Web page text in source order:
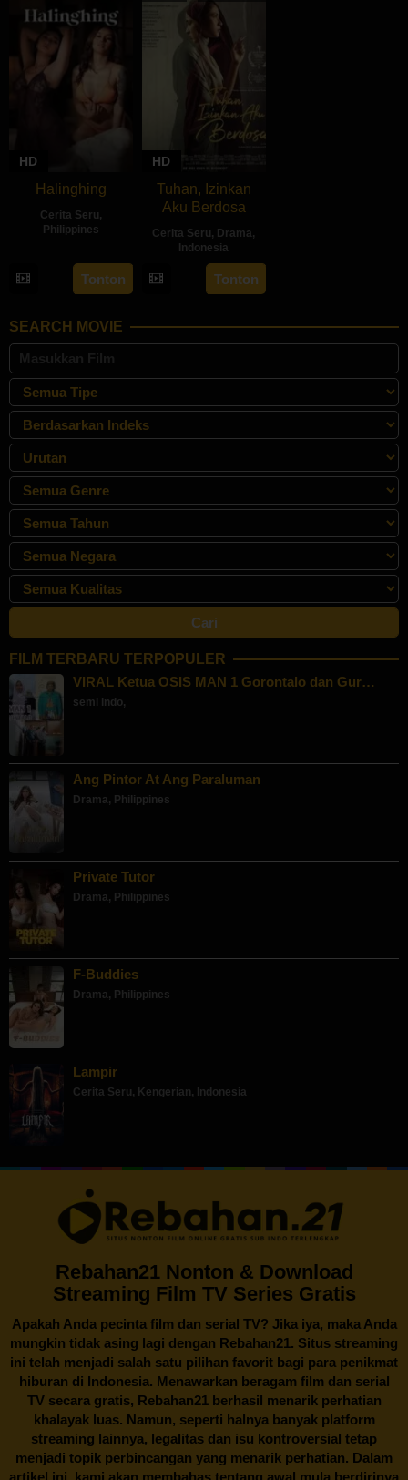
HD
Halinghing
Cerita Seru,
Philippines
18
Oct
2024
Jaque
Carlos
Tonton
HD
Tuhan, Izinkan
Aku Berdosa
Cerita Seru, Drama,
Indonesia
22
May
Feyhero
Tonton
SEARCH MOVIE
FILM TERBARU TERPOPULER
VIRAL Ketua OSIS MAN 1 Gorontalo dan Gur…
semi indo,
Ang Pintor At Ang Paraluman
Drama, Philippines
Private Tutor
Drama, Philippines
F-Buddies
Drama, Philippines
Lampir
Cerita Seru, Kengerian, Indonesia
Rebahan21 Nonton & Download
Streaming Film TV Series Gratis
Apakah Anda pecinta film dan serial TV? Jika iya, maka Anda
mungkin tidak asing lagi dengan Rebahan21. Situs streaming
ini telah menjadi salah satu pilihan favorit bagi para penikmat
hiburan di Indonesia. Menawarkan beragam film dan serial
TV secara gratis, Rebahan21berhasil menarik perhatian
khalayak luas. Namun, seperti halnya banyak platform
streaming lainnya, legalitas dan isu kontroversial tetap
menjadi topik perbincangan yang menarik perhatian. Dalam
artikel ini, kami akan membahas tentang awal mula berdirinya